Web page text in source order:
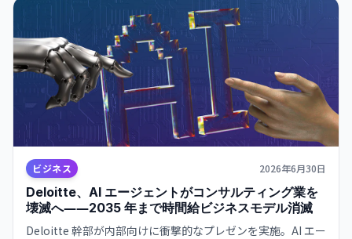
ビジネス 2026年6月30日
Deloitte、AI エージェントがコンサルティング業を
壊滅へ――2035 年まで時間給ビジネスモデル消滅
Deloitte 幹部が内部向けに衝撃的なプレゼンを実施。AI エー